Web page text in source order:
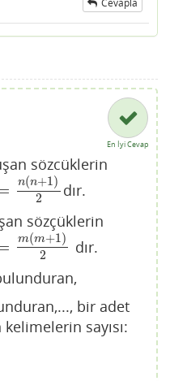
Cevapla
En İyi Cevap
sözcüklerin
n(n+1)
2
n+ 1)2
dır.
sözçüklerin
m(m+1)
2
(m+1)2
dır.
bir adet
sayısı: